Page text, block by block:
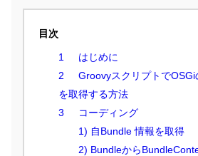
目次
はじめに
GroovyスクリプトでOSGi
を取得する方法
コーディング
1) 自Bundle 情報を取得
2) Bundleから